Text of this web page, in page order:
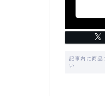
記事内に商品
い